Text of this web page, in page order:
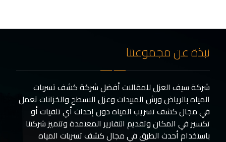
نبذة عن مجموعتنا
شركة سيف العزل للمقالات أفضل شركة كشف تسربات
المياه بالرياض ورش المبيدات وعزل الاسطح والخزانات تعمل
في مجال كشف تسريب المياه دون إحداث أي تلفيات أو
تكسير في المكان وتقديم التقارير المعتمدة وتتميز شركتنا
باستخدام أحدث الطرق في مجال كشف تسربات المياه